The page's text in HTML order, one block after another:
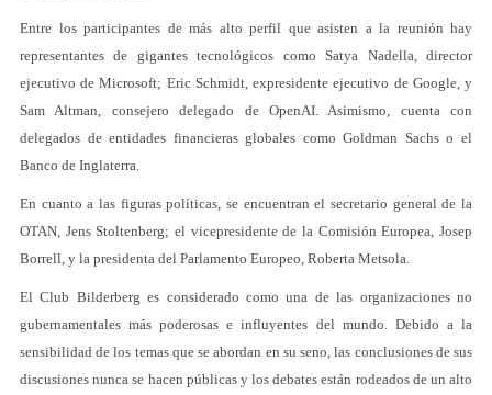
Entre los participantes de más alto perfil que asisten a la reunión hay
representantes de gigantes tecnológicos como Satya Nadella, director
ejecutivo de Microsoft; Eric Schmidt, expresidente ejecutivo de Google, y
Sam Altman, consejero delegado de OpenAI. Asimismo, cuenta con
delegados de entidades financieras globales como Goldman Sachs o el
Banco de Inglaterra.
En cuanto a las figuras políticas, se encuentran el secretario general de la
OTAN, Jens Stoltenberg; el vicepresidente de la Comisión Europea, Josep
Borrell, y la presidenta del Parlamento Europeo, Roberta Metsola.
El Club Bilderberg es considerado como una de las organizaciones no
gubernamentales más poderosas e influyentes del mundo. Debido a la
sensibilidad de los temas que se abordan en su seno, las conclusiones de sus
discusiones nunca se hacen públicas y los debates están rodeados de un alto